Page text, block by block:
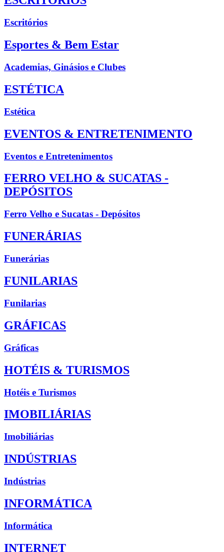
Escritórios
Esportes & Bem Estar
Academias, Ginásios e Clubes
ESTÉTICA
Estética
EVENTOS & ENTRETENIMENTO
Eventos e Entretenimentos
FERRO VELHO & SUCATAS -
DEPÓSITOS
Ferro Velho e Sucatas - Depósitos
FUNERÁRIAS
Funerárias
FUNILARIAS
Funilarias
GRÁFICAS
Gráficas
HOTÉIS & TURISMOS
Hotéis e Turismos
IMOBILIÁRIAS
Imobiliárias
INDÚSTRIAS
Indústrias
INFORMÁTICA
Informática
INTERNET